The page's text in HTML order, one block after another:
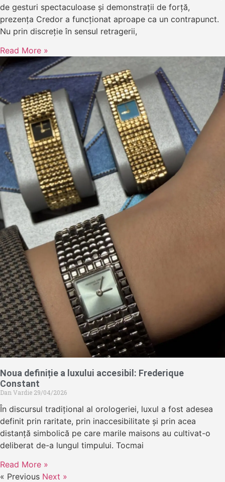
de gesturi spectaculoase și demonstrații de forță,
prezența Credor a funcționat aproape ca un contrapunct.
Nu prin discreție în sensul retragerii,
Read More »
Noua definiție a luxului accesibil: Frederique
Constant
Dan Vardie 29/04/2026
În discursul tradițional al orologeriei, luxul a fost adesea
definit prin raritate, prin inaccesibilitate și prin acea
distanță simbolică pe care marile maisons au cultivat-o
deliberat de-a lungul timpului. Tocmai
Read More »
« Previous Next »